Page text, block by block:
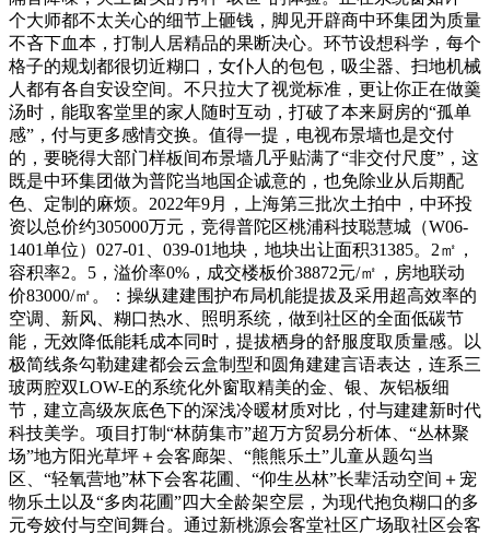
个大师都不太关心的细节上砸钱，脚见开辟商中环集团为质量
不吝下血本，打制人居精品的果断决心。环节设想科学，每个
格子的规划都很切近糊口，女仆人的包包，吸尘器、扫地机械
人都有各自安设空间。不只拉大了视觉标准，更让你正在做羹
汤时，能取客堂里的家人随时互动，打破了本来厨房的“孤单
感”，付与更多感情交换。值得一提，电视布景墙也是交付
的，要晓得大部门样板间布景墙几乎贴满了“非交付尺度”，这
既是中环集团做为普陀当地国企诚意的，也免除业从后期配
色、定制的麻烦。2022年9月，上海第三批次土拍中，中环投
资以总价约305000万元，竞得普陀区桃浦科技聪慧城（W06-
1401单位）027-01、039-01地块，地块出让面积31385。2㎡，
容积率2。5，溢价率0%，成交楼板价38872元/㎡，房地联动
价83000/㎡。：操纵建建围护布局机能提拔及采用超高效率的
空调、新风、糊口热水、照明系统，做到社区的全面低碳节
能，无效降低能耗成本同时，提拔栖身的舒服度取质量感。以
极简线条勾勒建建都会云盒制型和圆角建建言语表达，连系三
玻两腔双LOW-E的系统化外窗取精美的金、银、灰铝板细
节，建立高级灰底色下的深浅冷暖材质对比，付与建建新时代
科技美学。项目打制“林荫集市”超万方贸易分析体、“丛林聚
场”地方阳光草坪＋会客廊架、“熊熊乐土”儿童从题勾当
区、“轻氧营地”林下会客花圃、“仰生丛林”长辈活动空间＋宠
物乐土以及“多肉花圃”四大全龄架空层，为现代抱负糊口的多
元夸姣付与空间舞台。通过新桃源会客堂社区广场取社区会客